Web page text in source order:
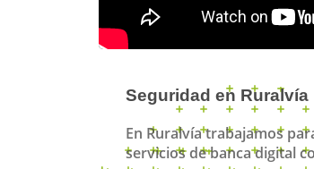
Seguridad en Ruralvía
En Ruralvía trabajamos
servicios de banca digital